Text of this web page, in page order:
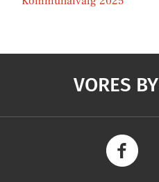
VORES BY